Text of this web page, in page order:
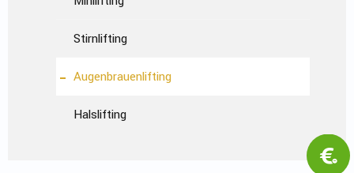
Stirnlifting
Augenbrauenlifting
Halslifting